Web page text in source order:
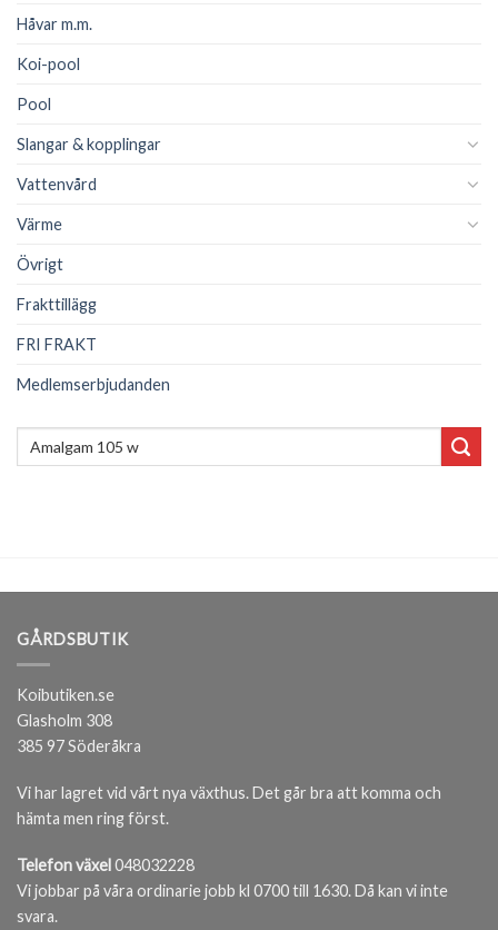
Håvar m.m.
Koi-pool
Pool
Slangar & kopplingar
Vattenvård
Värme
Övrigt
Frakttillägg
FRI FRAKT
Medlemserbjudanden
Sök
GÅRDSBUTIK
Koibutiken.se
Glasholm 308
385 97 Söderåkra
Vi har lagret vid vårt nya växthus. Det går bra att komma och
hämta men ring först.
Telefon växel048032228
Vi jobbar på våra ordinarie jobb kl 0700 till 1630. Då kan vi inte
svara.